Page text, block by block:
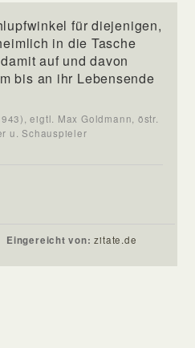
für diejenigen,
in die Tasche
auf und davon
bis an ihr Lebensende
eigtl. Max Goldmann, östr.
u. Schauspieler
Eingereicht von:zitate.de